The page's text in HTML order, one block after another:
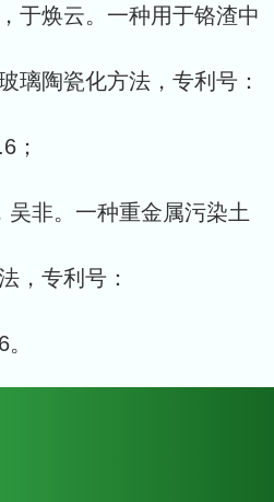
于焕云。一种用于铬渣中
璃陶瓷化方法，专利号：
；
吴非。一种重金属污染土
，专利号：